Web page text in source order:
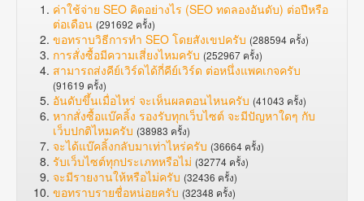
ค่าใช้จ่าย SEO คิดอย่างไร (SEO ทดลองอันดับ) ต่อปีหรือ
ต่อเดือน (291692 ครั้ง)
ขอทราบวิธีการทำ SEO โดยสังเขปครับ (288594 ครั้ง)
การสั่งซื้อมีความเสี่ยงไหมครับ (252967 ครั้ง)
สามารถส่งคีย์เวิร์ดได้กี่คีย์เวิร์ด ต่อหนึ่งแพคเกจครับ
(91619 ครั้ง)
อันดับขึ้นเมื่อไหร่ จะเห็นผลตอนไหนครับ (41043 ครั้ง)
หากสั่งซื้อแบ๊คลิ้ง รองรับทุกเว็บไซต์ จะมีปัญหาใดๆ กับ
เว็บปกติไหมครับ (38983 ครั้ง)
จะได้แบ๊คลิ้งกลับมาเท่าไหร่ครับ (36664 ครั้ง)
รับเว็บไซต์ทุกประเภทหรือไม่ (32774 ครั้ง)
จะมีรายงานให้หรือไม่ครับ (32436 ครั้ง)
ขอทราบรายชื่อหน่อยครับ (32348 ครั้ง)